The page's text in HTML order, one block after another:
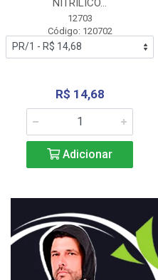
NITRÍLICO...
12703
Código: 120702
R$ 14,68
Adicionar